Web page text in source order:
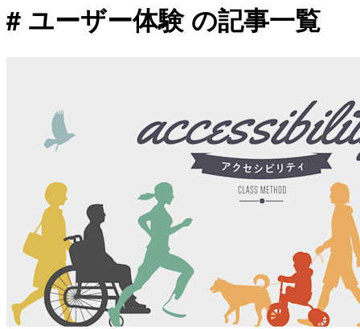
# ユーザー体験 の記事一覧